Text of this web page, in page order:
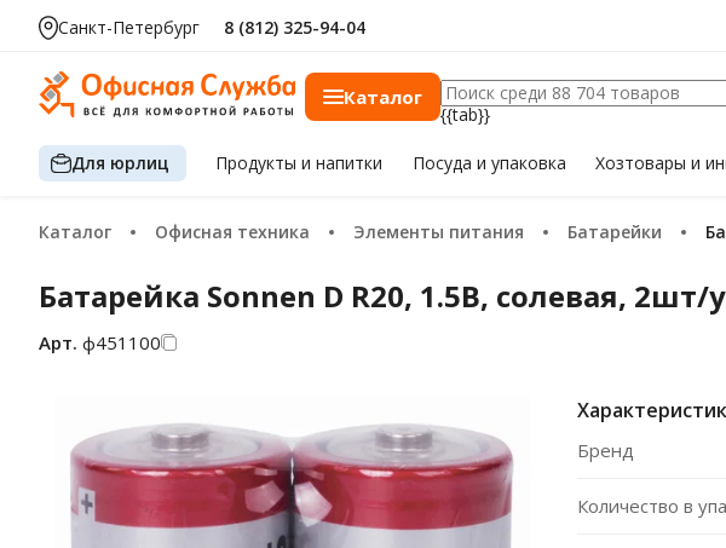
Санкт-Петербург 8 (812) 325-94-04
Каталог
{{tab}}
Для юрлиц Продуктыи напитки Посуда и упаковка Хозтоварыи
Каталог Офисная техника Элементы питания Батарейки
Батарейка Sonnen D R20, 1.5В, солевая, 2шт/
Арт. ф451100
Бренд
Количество в